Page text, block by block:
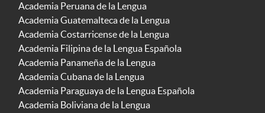
Academia Peruana de la Lengua
Academia Guatemalteca de la Lengua
Academia Costarricense de la Lengua
Academia Filipina de la Lengua Española
Academia Panameña de la Lengua
Academia Cubana de la Lengua
Academia Paraguaya de la Lengua Española
Academia Boliviana de la Lengua